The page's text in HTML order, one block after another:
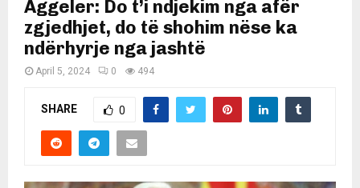
Aggeler: Do t’i ndjekim nga afër
zgjedhjet, do të shohim nëse ka
ndërhyrje nga jashtë
April 5, 2024 0 494
SHARE 0